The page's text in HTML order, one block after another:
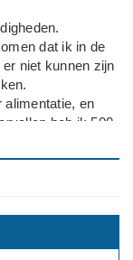
dat ik in de
niet kunnen zijn
alimentatie, en
heb ik 500
te regelen. Ik
ed)